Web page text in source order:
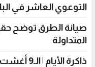
التوعوي العاشر في
صيانة الطرق توضح
المتداولة
ذاكرة الأيام | الـ9 أغشت.. محطة من تاريخ الجمهورية